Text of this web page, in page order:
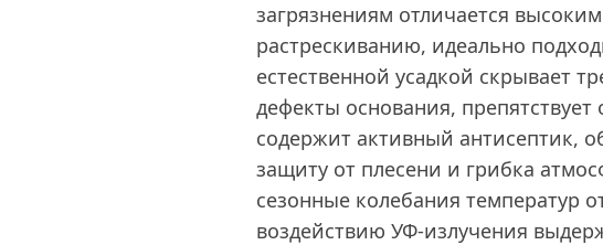
загрязнениям отличается
растрескиванию, идеально
естественной усадкой скрывает
дефекты основания,
содержит активный антисептик,
защиту от плесени и грибка
сезонные колебания температур
воздействию УФ-излучения